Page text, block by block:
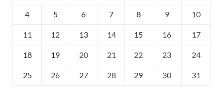
4 5 6 7 8 9 10
11 12 13 14 15 16 17
18 19 20 21 22 23 24
25 26 27 28 29 30 31